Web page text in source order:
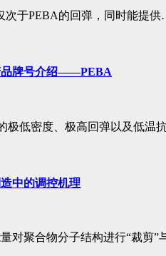
次于PEBA的回弹，同时能提
品牌号介绍——PEBA
极低密度、极高回弹以及低温
中的调控机理
对聚合物分子结构进行“裁剪”